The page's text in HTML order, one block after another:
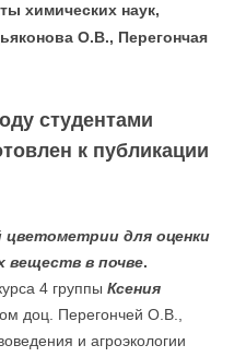
химических наук,
О.В., Перегончая
студентами
к публикации
для оценки
веществ в почве.
4 группы Ксения
доц. Перегончей О.В.,
и агроэкологии